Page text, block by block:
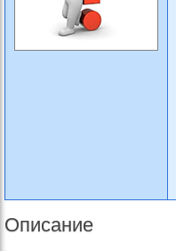
Описание